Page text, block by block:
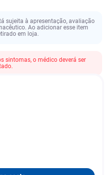
sujeita à apresentação, avaliação
Ao adicionar esse item
em loja.
sintomas, o médico deverá ser